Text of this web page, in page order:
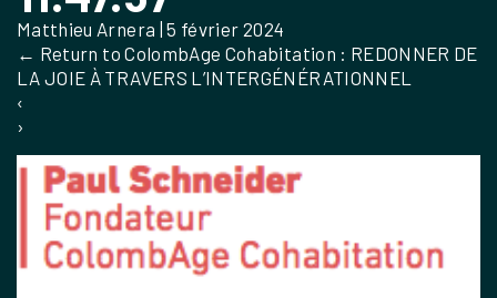
Matthieu Arnera |5 février 2024
← Return to ColombAge Cohabitation : REDONNER DE
LA JOIE À TRAVERS L’INTERGÉNÉRATIONNEL
‹
›